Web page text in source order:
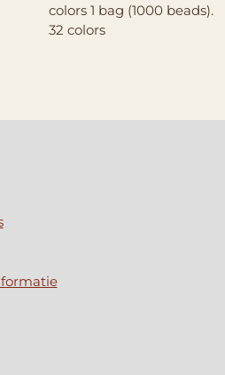
colors 1 bag (1000 beads).
32 colors